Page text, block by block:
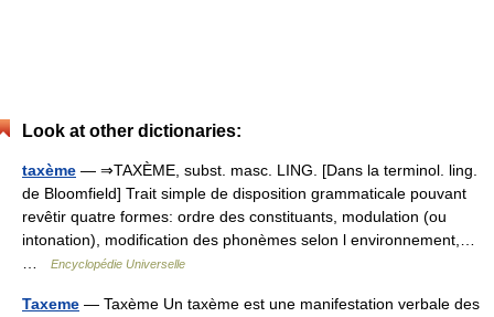
Look at other dictionaries:
taxème — ⇒TAXÈME, subst. masc. LING. [Dans la terminol. ling.
de Bloomfield] Trait simple de disposition grammaticale pouvant
revêtir quatre formes: ordre des constituants, modulation (ou
intonation), modification des phonèmes selon l environnement,…
Encyclopédie Universelle
Taxeme — Taxème Un taxème est une manifestation verbale des